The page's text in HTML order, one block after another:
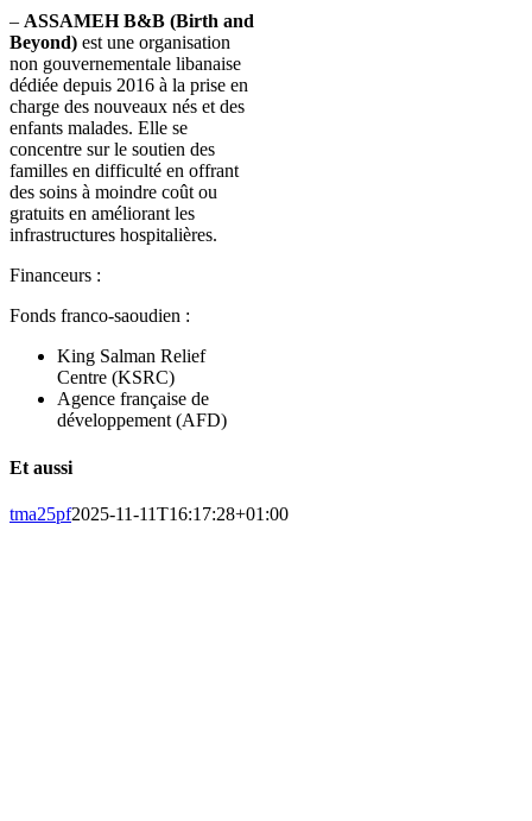
– ASSAMEH B&B (Birth and
Beyond) est une organisation
non gouvernementale libanaise
dédiée depuis 2016 à la prise en
charge des nouveaux nés et des
enfants malades. Elle se
concentre sur le soutien des
familles en difficulté en offrant
des soins à moindre coût ou
gratuits en améliorant les
infrastructures hospitalières.
Financeurs :
Fonds franco-saoudien :
King Salman Relief
Centre (KSRC)
Agence française de
développement (AFD)
Et aussi
tma25pf2025-11-11T16:17:28+01:00